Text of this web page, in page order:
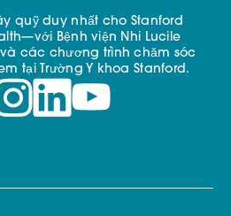
quỹ duy nhất cho Stanford
Bệnh viện Nhi Lucile
các chương trình chăm sóc
tại Trường Y khoa Stanford.